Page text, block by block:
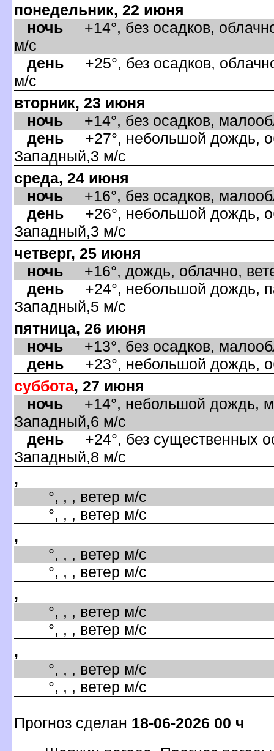
понедельник, 22 июня
ночь +14°, без осадков,
м/с
день +25°, без осадков,
м/с
торник, 23 июня
ночь +14°, без осадков,
день +27°, небольшой дождь,
Западный,3 м/с
среда, 24 июня
ночь +16°, без осадков,
день +26°, небольшой дождь,
Западный,3 м/с
четверг, 25 июня
ночь +16°, дождь, облачно,
день +24°, небольшой дождь,
Западный,5 м/с
пятница, 26 июня
ночь +13°, без осадков,
день +23°, небольшой дождь,
суббота, 27 июня
ночь +14°, небольшой дождь,
Западный,6 м/с
день +24°, без существенных
Западный,8 м/с
,
°, , , ветер м/с
°, , , ветер м/с
,
°, , , ветер м/с
°, , , ветер м/с
,
°, , , ветер м/с
°, , , ветер м/с
,
°, , , ветер м/с
°, , , ветер м/с
Прогноз сделан 18-06-2026 00 ч